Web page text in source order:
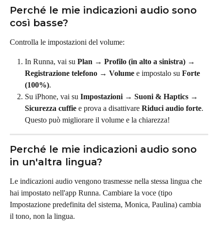
Perché le mie indicazioni audio sono
così basse?
Controlla le impostazioni del volume:
In Runna, vai su Plan → Profilo (in alto a sinistra) →
Registrazione telefono → Volume e impostalo su Forte
(100%).
Su iPhone, vai su Impostazioni → Suoni & Haptics →
Sicurezza cuffie e prova a disattivare Riduci audio forte.
Questo può migliorare il volume e la chiarezza!
Perché le mie indicazioni audio sono
in un'altra lingua?
Le indicazioni audio vengono trasmesse nella stessa lingua che
hai impostato nell'app Runna. Cambiare la voce (tipo
Impostazione predefinita del sistema, Monica, Paulina) cambia
il tono, non la lingua.